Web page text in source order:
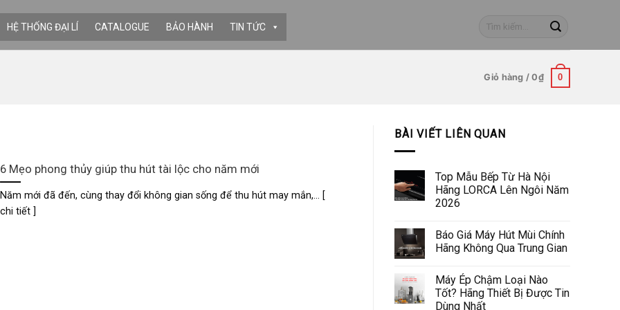
HỆ THỐNG ĐẠI LÍ CATALOGUE BẢO HÀNH TIN TỨC
Tìm
Giỏ hàng /0₫ 0
6 Mẹo phong thủy giúp thu hút tài lộc cho năm mới
Năm mới đã đến, cùng thay đổi không gian sống để thu hút may mắn,... [
chi tiết ]
BÀI VIẾT LIÊN QUAN
Top Mẫu Bếp Từ Hà Nội
Hãng LORCA Lên Ngôi Năm
2026
Báo Giá Máy Hút Mùi Chính
Hãng Không Qua Trung Gian
Máy Ép Chậm Loại Nào
Tốt? Hãng Thiết Bị Được Tin
Dùng Nhất